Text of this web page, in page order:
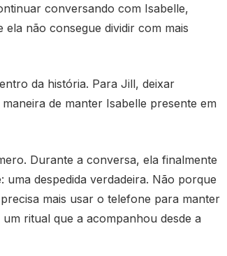
conversando com Isabelle,
não consegue dividir com mais
da história. Para Jill, deixar
de manter Isabelle presente em
Durante a conversa, ela finalmente
despedida verdadeira. Não porque
mais usar o telefone para manter
ritual que a acompanhou desde a